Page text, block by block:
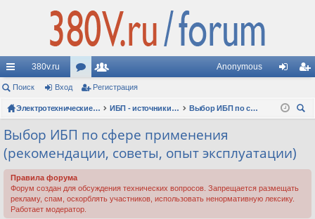
с
ы
лк
и
380v.ru
ор
ум
ы
ол
ьз
ат
ел
и
Anonymous
д ис
ия
Поиск Вход Регистрация
Электротехнические форумы ИБП - источники бесперебойного питания
Выбор ИБП по сфере применения (рекомендации, советы, опыт эксплуатации)
Выбор ИБП по сфере применения
(рекомендации, советы, опыт эксплуатации)
Правила форума
Форум создан для обсуждения технических вопросов. Запрещается размещать
рекламу, спам, оскорблять участников, использовать ненормативную лексику.
Работает модератор.